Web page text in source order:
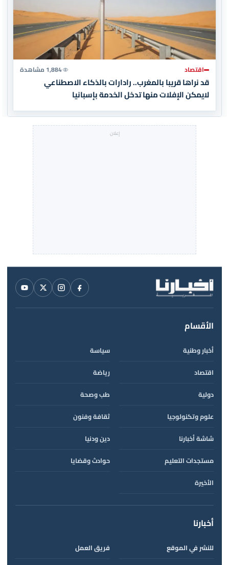
اقتصاد 1,884 مشاهدة
قد نراها قريبا بالمغرب.. رادارات بالذكاء الاصطناعي
لايمكن الإفلات منها تدخل الخدمة بإسبانيا
الأقسام
أخبار وطنية
سياسة
اقتصاد
رياضة
دولية
طب وصحة
علوم وتكنولوجيا
ثقافة وفنون
شاشة أخبارنا
دين ودنيا
مستجدات التعليم
حوادث وقضايا
الأخيرة
أخبارنا
للنشر في الموقع
فريق العمل